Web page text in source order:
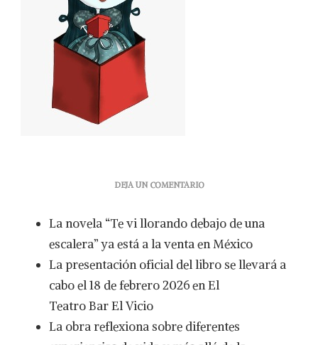
DEJA UN COMENTARIOEN
LLORANDO
DEBAJO
UNAESCALERA”
POR
ALEJANDRO
La novela “Te vi llorando debajo de una
escalera” ya está a la venta en México
La presentación oficial del libro se llevará a
cabo el 18 de febrero 2026 en El
Teatro Bar El Vicio
La obra reflexiona sobre diferentes